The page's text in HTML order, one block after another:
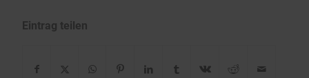
Eintrag teilen